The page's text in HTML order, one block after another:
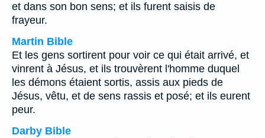
et dans son bon sens; et ils furent saisis de
frayeur.
Martin Bible
Et les gens sortirent pour voir ce qui était arrivé, et
vinrent à Jésus, et ils trouvèrent l'homme duquel
les démons étaient sortis, assis aux pieds de
Jésus, vêtu, et de sens rassis et posé; et ils eurent
peur.
Darby Bible